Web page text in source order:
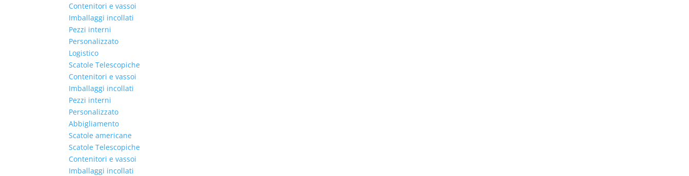
Contenitori e vassoi
Imballaggi incollati
Pezzi interni
Personalizzato
Logistico
Scatole Telescopiche
Contenitori e vassoi
Imballaggi incollati
Pezzi interni
Personalizzato
Abbigliamento
Scatole americane
Scatole Telescopiche
Contenitori e vassoi
Imballaggi incollati